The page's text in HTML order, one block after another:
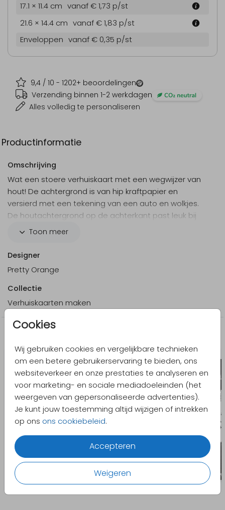
Cookies
Wij gebruiken cookies en vergelijkbare technieken
om een betere gebruikerservaring te bieden, ons
websiteverkeer en onze prestaties te analyseren en
voor marketing- en sociale mediadoeleinden (het
weergeven van gepersonaliseerde advertenties).
Je kunt jouw toestemming altijd wijzigen of intrekken
op ons ons cookiebeleid.
Accepteren
Weigeren
9,4 / 10 - 1202+ beoordelingen
Verzending binnen 1-2 werkdagen
Alles volledig te personaliseren
17.1 × 11.4 cm vanaf € 1,73 p/st
21.6 × 14.4 cm vanaf € 1,83 p/st
Enveloppen vanaf € 0,35 p/st
Productinformatie
Omschrijving
Wat een stoere verhuiskaart met een wegwijzer van
hout! De achtergrond is van hip kraftpapier en
versierd met een tekening van een auto en wolkjes.
De houtachtergrond op de achterkant past leuk bij
de wegwijzer. Zet jullie nieuwe adres op de wegwijzer
Toon meer
Designer
Pretty Orange
Collectie
Verhuiskaarten maken